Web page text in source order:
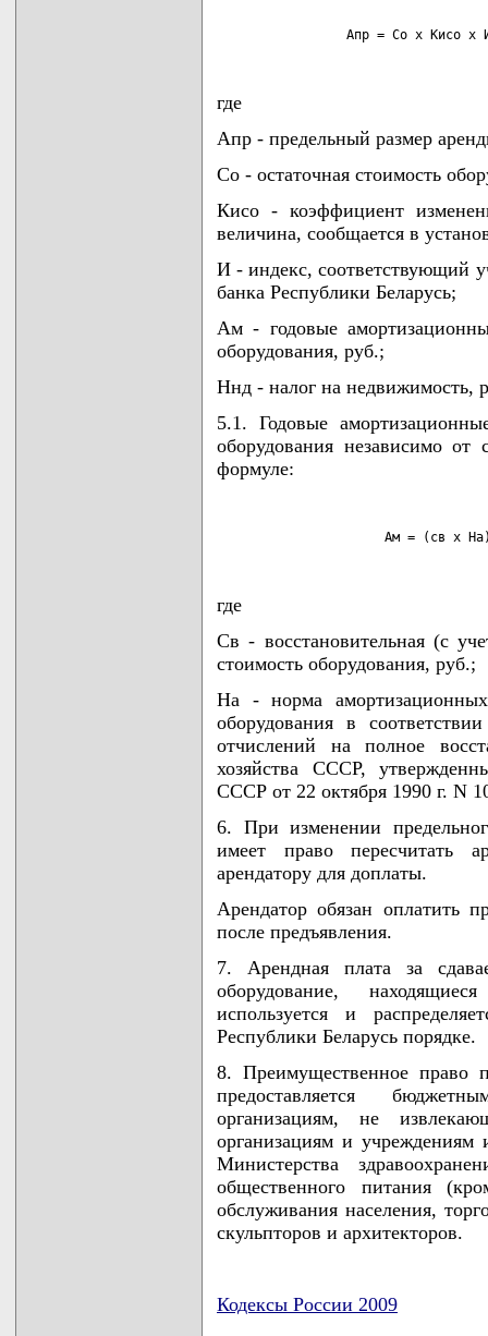
Апр = Со х Кисо х
где
Апр - предельный размер
Со - остаточная стоимость
Кисо - коэффициент
величина, сообщается в
И - индекс, соответствующий
банка Республики Беларусь;
Ам - годовые
оборудования, руб.;
Ннд - налог на недвижимость,
5.1. Годовые
оборудования независимо от
формуле:
Ам = (св х
где
Св - восстановительная (с
стоимость оборудования, руб.;
На - норма
оборудования в
отчислений на полное
хозяйства СССР,
СССР от 22 октября 1990 г. N
6. При изменении
имеет право пересчитать
арендатору для доплаты.
Арендатор обязан оплатить
после предъявления.
7. Арендная плата за
оборудование,
используется и
Республики Беларусь порядке.
8. Преимущественное право
предоставляется
организациям, не
организациям и учреждениям
Министерства
общественного питания
обслуживания населения,
скульпторов и архитекторов.
Кодексы России 2009